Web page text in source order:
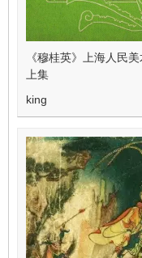
《穆桂英》上海人民
上集
king